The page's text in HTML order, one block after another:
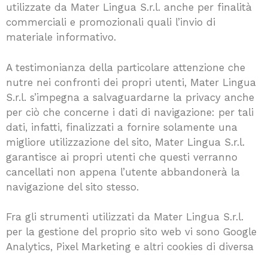
utilizzate da Mater Lingua S.r.l. anche per finalità
commerciali e promozionali quali l’invio di
materiale informativo.
A testimonianza della particolare attenzione che
nutre nei confronti dei propri utenti, Mater Lingua
S.r.l. s’impegna a salvaguardarne la privacy anche
per ciò che concerne i dati di navigazione: per tali
dati, infatti, finalizzati a fornire solamente una
migliore utilizzazione del sito, Mater Lingua S.r.l.
garantisce ai propri utenti che questi verranno
cancellati non appena l’utente abbandonerà la
navigazione del sito stesso.
Fra gli strumenti utilizzati da Mater Lingua S.r.l.
per la gestione del proprio sito web vi sono Google
Analytics, Pixel Marketing e altri cookies di diversa